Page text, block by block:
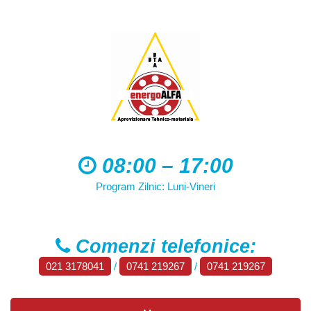
08:00 – 17:00
Program Zilnic: Luni-Vineri
Comenzi telefonice:
021 3178041 / 0741 219267 / 0741 219267